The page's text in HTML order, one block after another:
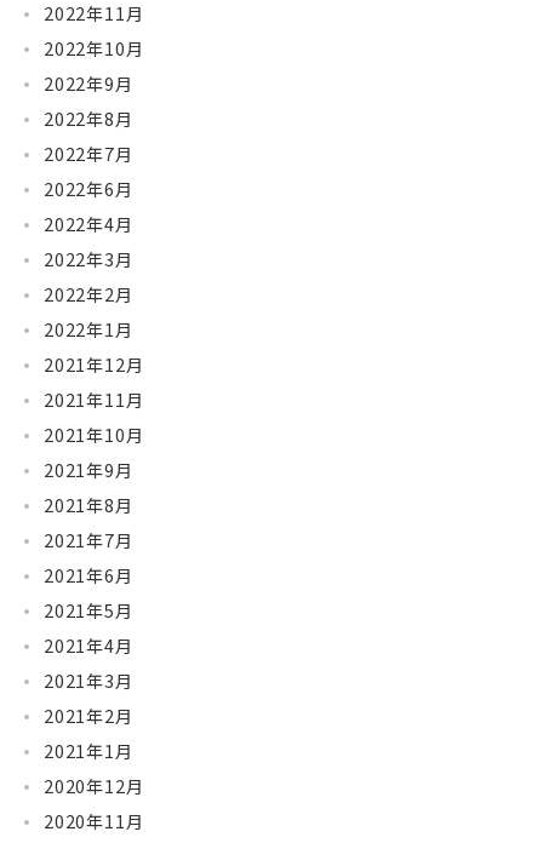
2022年11月
2022年10月
2022年9月
2022年8月
2022年7月
2022年6月
2022年4月
2022年3月
2022年2月
2022年1月
2021年12月
2021年11月
2021年10月
2021年9月
2021年8月
2021年7月
2021年6月
2021年5月
2021年4月
2021年3月
2021年2月
2021年1月
2020年12月
2020年11月